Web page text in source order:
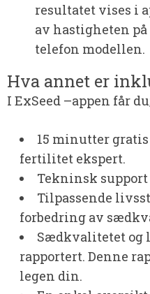
resultatet vises i
av hastigheten
telefon modellen.
Hva annet er
I ExSeed –appen får
15 minutter
fertilitet ekspert.
Tekninsk support
Tilpassende
forbedring av
Sædkvalitetet og
rapportert. Denne
legen din.